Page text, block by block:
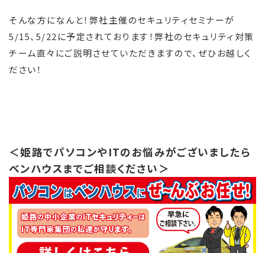
そんな方になんと！弊社主催のセキュリティセミナーが
5/15、5/22に予定されております！弊社のセキュリティ対策
チーム直々にご説明させていただきますので、ぜひお越しく
ださい！
＜姫路でパソコンやITのお悩みがございましたら
ベンハウスまでご相談ください＞